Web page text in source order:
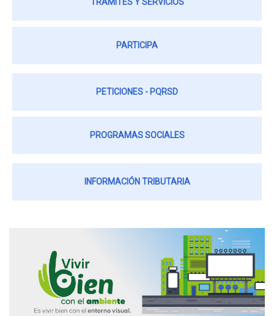
PARTICIPA
PETICIONES - PQRSD
PROGRAMAS SOCIALES
INFORMACIÓN TRIBUTARIA